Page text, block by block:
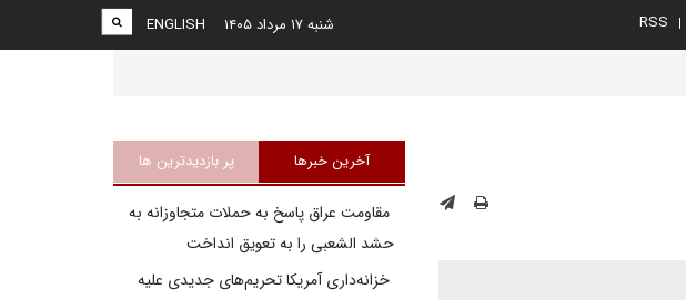
RSS
ENGLISH شنبه ۱۷ مرداد ۱۴۰۵
آخرین خبرها پر بازدیدترین ها
مقاومت عراق پاسخ به حملات متجاوزانه به
حشد الشعبی را به تعویق انداخت
خزانه‌داری آمریکا تحریم‌های جدیدی علیه